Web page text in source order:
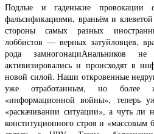
Подлые и гаденькие провокации
фальсификациями, враньём и
стороны самых разных
лоббистов — верных затуйловцев,
рода замногонациАнальников
активизировались и происходят в
новой силой. Наши откровенные
уже отработанным, но более
«информационной войны», теперь
«раскачивании ситуации», а чуть
конституционного строя и «массовым